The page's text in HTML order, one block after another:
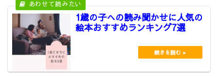
1歳の子への読み聞かせに人気の
絵本おすすめランキング7選